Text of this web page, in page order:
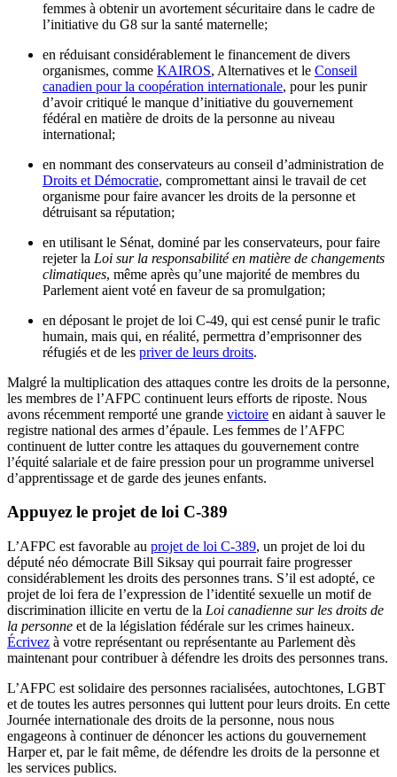
femmes à obtenir un avortement sécuritaire dans le cadre de
l’initiative du G8 sur la santé maternelle;
en réduisant considérablement le financement de divers
organismes, comme KAIROS, Alternatives et le Conseil
canadien pour la coopération internationale, pour les punir
d’avoir critiqué le manque d’initiative du gouvernement
fédéral en matière de droits de la personne au niveau
international;
en nommant des conservateurs au conseil d’administration de
Droits et Démocratie, compromettant ainsi le travail de cet
organisme pour faire avancer les droits de la personne et
détruisant sa réputation;
en utilisant le Sénat, dominé par les conservateurs, pour faire
rejeter la Loi sur la responsabilité en matière de changements
climatiques, même après qu’une majorité de membres du
Parlement aient voté en faveur de sa promulgation;
en déposant le projet de loi C-49, qui est censé punir le trafic
humain, mais qui, en réalité, permettra d’emprisonner des
réfugiés et de les priver de leurs droits.
Malgré la multiplication des attaques contre les droits de la personne,
les membres de l’AFPC continuent leurs efforts de riposte. Nous
avons récemment remporté une grande victoire en aidant à sauver le
registre national des armes d’épaule. Les femmes de l’AFPC
continuent de lutter contre les attaques du gouvernement contre
l’équité salariale et de faire pression pour un programme universel
d’apprentissage et de garde des jeunes enfants.
Appuyez le projet de loi C-389
L’AFPC est favorable au projet de loi C-389, un projet de loi du
député néo démocrate Bill Siksay qui pourrait faire progresser
considérablement les droits des personnes trans. S’il est adopté, ce
projet de loi fera de l’expression de l’identité sexuelle un motif de
discrimination illicite en vertu de la Loi canadienne sur les droits de
la personne et de la législation fédérale sur les crimes haineux.
Écrivez à votre représentant ou représentante au Parlement dès
maintenant pour contribuer à défendre les droits des personnes trans.
L’AFPC est solidaire des personnes racialisées, autochtones, LGBT
et de toutes les autres personnes qui luttent pour leurs droits. En cette
Journée internationale des droits de la personne, nous nous
engageons à continuer de dénoncer les actions du gouvernement
Harper et, par le fait même, de défendre les droits de la personne et
les services publics.